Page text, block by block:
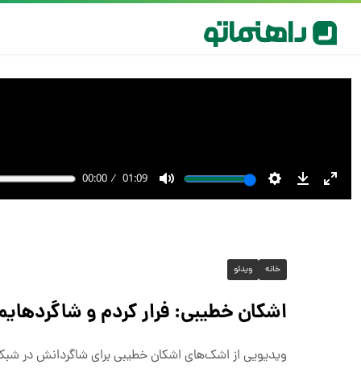
خانه ویدئو
اشکان خطیبی: فرار کردم و
ویدیویی از اشک‌های اشکان خطیبی برای شاگردانش در